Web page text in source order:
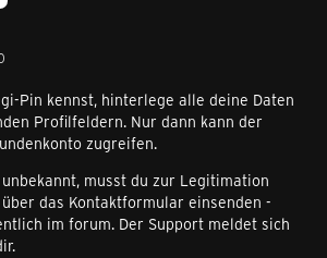
Pin kennst, hinterlege alle deine Daten
Profilfeldern. Nur dann kann der
zugreifen.
musst du zur Legitimation
das Kontaktformular einsenden -
im forum. Der Support meldet sich